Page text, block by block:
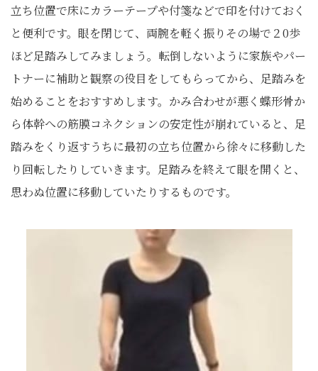
立ち位置で床にカラーテープや付箋などで印を付けておく
と便利です。眼を閉じて、両腕を軽く振りその場で２0歩
ほど足踏みしてみましょう。転倒しないように家族やパー
トナーに補助と観察の役目をしてもらってから、足踏みを
始めることをおすすめします。かみ合わせが悪く蝶形骨か
ら体幹への筋膜コネクションの安定性が崩れていると、足
踏みをくり返すうちに最初の立ち位置から徐々に移動した
り回転したりしていきます。足踏みを終えて眼を開くと、
思わぬ位置に移動していたりするものです。